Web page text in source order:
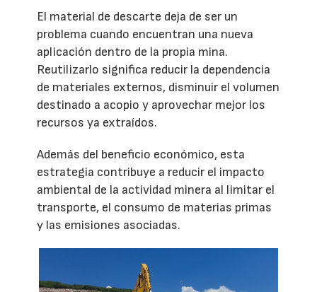
El material de descarte deja de ser un
problema cuando encuentran una nueva
aplicación dentro de la propia mina.
Reutilizarlo significa reducir la dependencia
de materiales externos, disminuir el volumen
destinado a acopio y aprovechar mejor los
recursos ya extraídos.
Además del beneficio económico, esta
estrategia contribuye a reducir el impacto
ambiental de la actividad minera al limitar el
transporte, el consumo de materias primas
y las emisiones asociadas.